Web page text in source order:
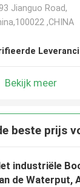
Jianguo Road,
,CHINA
Bekijk meer
beste prijs
industriële
de Waterput,